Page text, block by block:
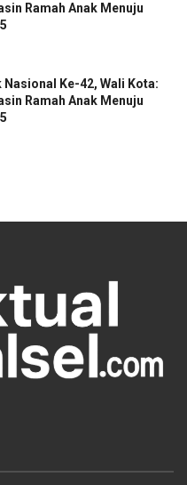
Ramah Anak Menuju
Ke-42, Wali Kota:
Ramah Anak Menuju